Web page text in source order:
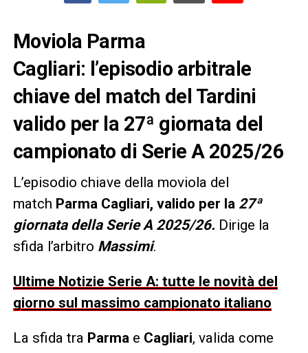
Moviola Parma
Cagliari: l’episodio arbitrale
chiave del match del Tardini
valido per la 27ª giornata del
campionato di Serie A 2025/26
L’episodio chiave della moviola del
match Parma Cagliari, valido per la 27ª
giornata della Serie A 2025/26. Dirige la
sfida l’arbitro Massimi.
Ultime Notizie Serie A: tutte le novità del
giorno sul massimo campionato italiano
La sfida tra Parma e Cagliari, valida come